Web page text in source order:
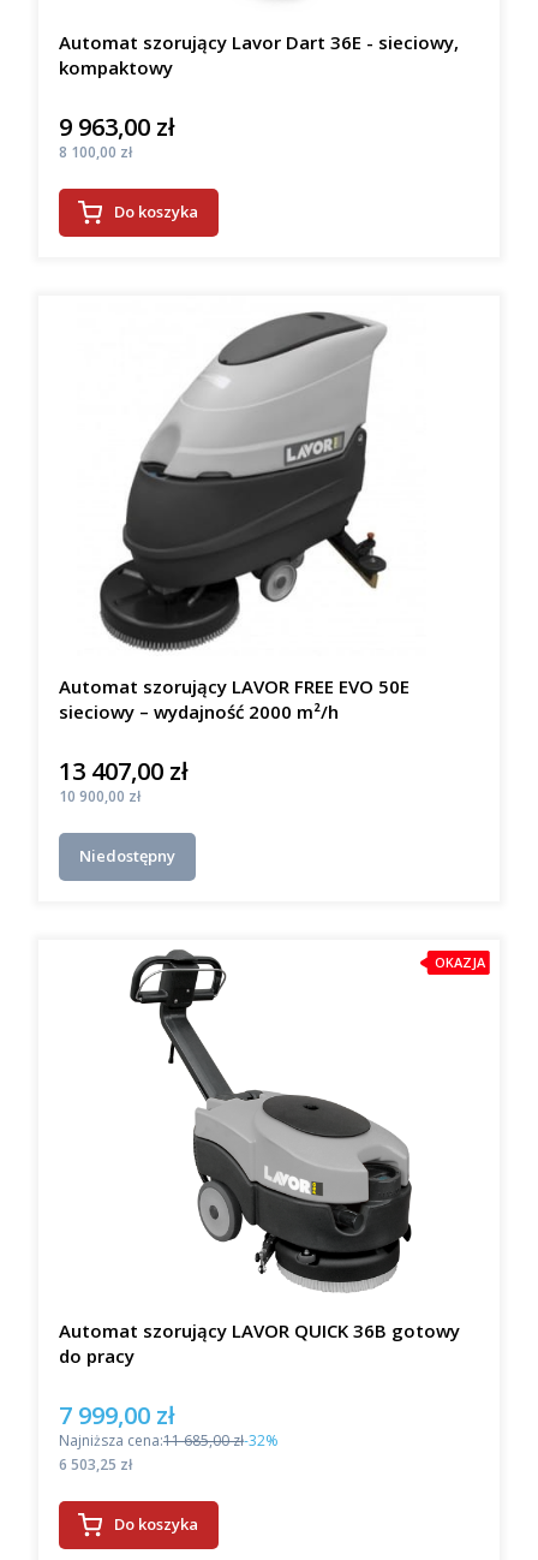
Automat szorujący Lavor Dart 36E - sieciowy,
kompaktowy
Cena
9 963,00 zł
Cena
8 100,00 zł
Do koszyka
Automat szorujący LAVOR FREE EVO 50E
sieciowy – wydajność 2000 m²/h
Cena
13 407,00 zł
Cena
10 900,00 zł
Niedostępny
OKAZJA
Automat szorujący LAVOR QUICK 36B gotowy
do pracy
Cena promocyjna
7 999,00 zł
Najniższa cena:11 685,00 zł-32%
Cena
6 503,25 zł
Do koszyka